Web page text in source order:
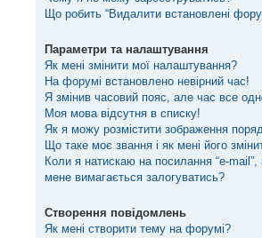
Що робить “Видалити встановлені
Параметри та налаштування
Як мені змінити мої налаштування?
На форумі встановлено невірний час!
Я змінив часовий пояс, але час все
Моя мова відсутня в списку!
Як я можу розмістити зображення
Що таке моє звання і як мені його
Коли я натискаю на посилання “e-
мене вимагається залогуватись?
Створення повідомлень
Як мені створити тему на форумі?